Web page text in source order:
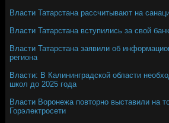
Власти Татарстана рассчитывают на
Власти Татарстана вступились за свой банк
Власти Татарстана заявили об
региона
Власти: В Калининградской области
школ до 2025 года
Власти Воронежа повторно выставили на
Горэлектросети